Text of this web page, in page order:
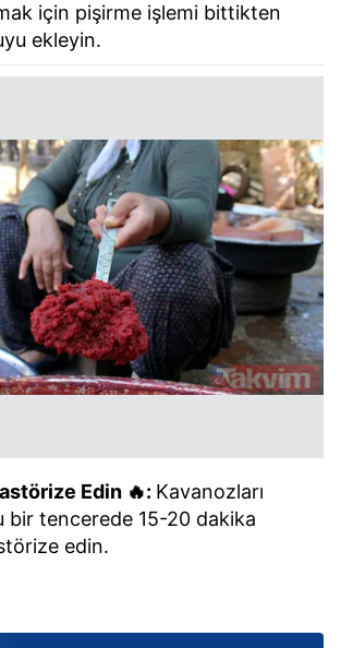
için pişirme işlemi bittikten
ekleyin.
Edin 🔥: Kavanozları
bir tencerede 15-20 dakika
edin.